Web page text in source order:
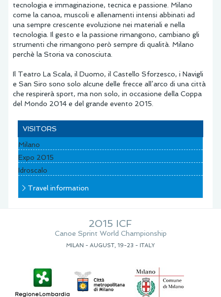
tecnologia e immaginazione, tecnica e passione. Milano
come la canoa, muscoli e allenamenti intensi abbinati ad
una sempre crescente evoluzione nei materiali e nella
tecnologia. Il gesto e la passione rimangono, cambiano gli
strumenti che rimangono però sempre di qualità. Milano
perchè la Storia va conosciuta.
Il Teatro La Scala, il Duomo, il Castello Sforzesco, i Navigli
e San Siro sono solo alcune delle frecce all’arco di una città
che respirerà sport, ma non solo, in occasione della Coppa
del Mondo 2014 e del grande evento 2015.
VISITORS
Milano
Expo 2015
Idroscalo
Travel information
2015 ICF
Canoe Sprint World Championship
MILAN - AUGUST, 19-23 - ITALY